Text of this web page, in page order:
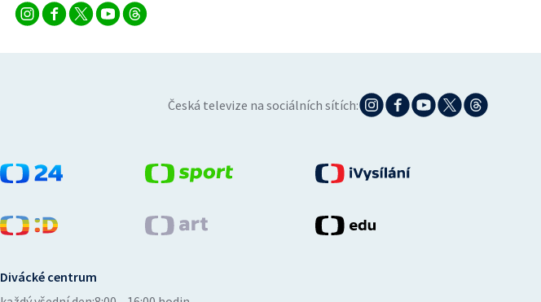
Česká televize na sociálních sítích:
Divácké centrum